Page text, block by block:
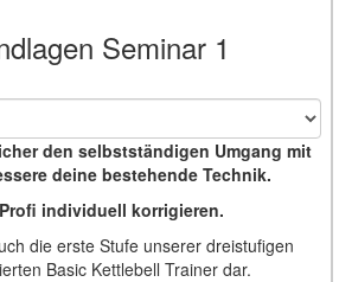
Seminar 1
den selbstständigen Umgang mit
deine bestehende Technik.
individuell korrigieren.
die erste Stufe unserer dreistufigen
Basic Kettlebell Trainer dar.